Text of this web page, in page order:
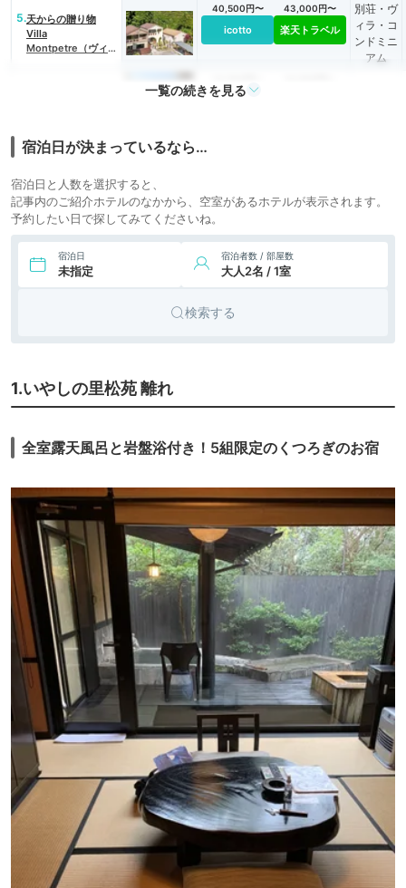
5.天からの贈り物
Villa
Montpetre（ヴィ
40,500円〜
icotto
43,000円〜
楽天トラベル
別荘・ヴ
ィラ・コ
ンドミニ
アム
7.霧島温泉 旅行人山荘
8.霧島温泉 霧島もみ
じ谷 静流荘
icotto 楽天トラベル
旅館
9.onsen garden 湯本
庵清姫
icotto 楽天トラベル
icotto
一覧の続きを見る
宿泊日が決まっているなら…
宿泊日と人数を選択すると、
記事内のご紹介ホテルのなかから、空室があるホテルが表示されます。
予約したい日で探してみてくださいね。
宿泊日
未指定
宿泊者数 / 部屋数
大人2名 / 1室
検索する
1.いやしの里松苑 離れ
全室露天風呂と岩盤浴付き！5組限定のくつろぎのお宿